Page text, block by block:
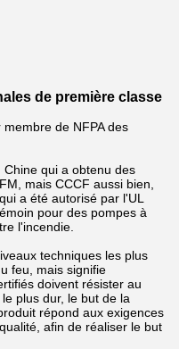
de première classe
de NFPA des
qui a obtenu des
mais CCCF aussi bien,
a été autorisé par l'UL
pour des pompes à
l'incendie.
techniques les plus
feu, mais signifie
doivent résister au
plus dur, le but de la
répond aux exigences
afin de réaliser le but